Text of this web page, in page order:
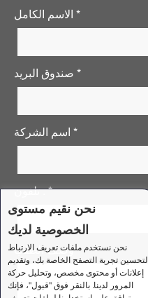
نحن نقيم مستوى
الخصوصية لديك
نحن نستخدم ملفات تعريف الارتباط
لتحسين تجربة التصفح الخاصة بك، وتقديم
إعلانات أو محتوى مخصص، وتحليل حركة
المرور لدينا. بالنقر فوق "قبول"، فإنك
الاسم الكامل *
صندوق البريد *
اسم الشركة *
تلفون . *
وصف الطلب *